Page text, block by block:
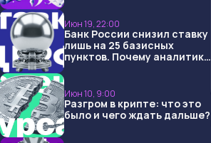
Июн 19, 22:00
Банк России снизил ставку
лишь на 25 базисных
пунктов. Почему аналитики
Июн 10, 9:00
Разгром в крипте: что это
было и чего ждать дальше?